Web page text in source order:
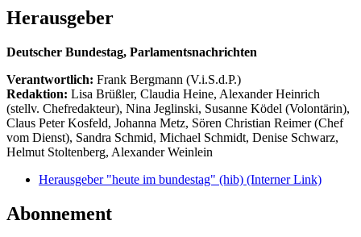
Herausgeber
Deutscher Bundestag, Parlamentsnachrichten
Verantwortlich: Frank Bergmann (V.i.S.d.P.)
Redaktion: Lisa Brüßler, Claudia Heine, Alexander Heinrich
(stellv. Chefredakteur), Nina Jeglinski, Susanne Ködel (Volontärin),
Claus Peter Kosfeld, Johanna Metz, Sören Christian Reimer (Chef
vom Dienst), Sandra Schmid, Michael Schmidt, Denise Schwarz,
Helmut Stoltenberg, Alexander Weinlein
Herausgeber "heute im bundestag" (hib) (Interner Link)
Abonnement